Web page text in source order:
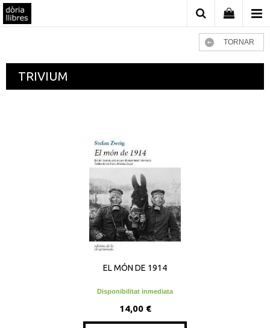
TORNAR
TRIVIUM
EL MÓN DE 1914
Disponibilitat inmediata
14,00 €